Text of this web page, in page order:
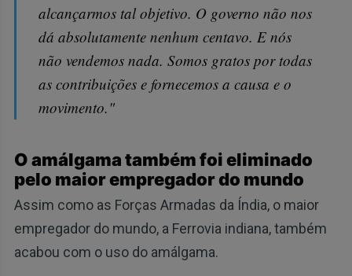
alcançarmos tal objetivo. O governo não nos
dá absolutamente nenhum centavo. E nós
não vendemos nada. Somos gratos por todas
as contribuições e fornecemos a causa e o
movimento."
O amálgama também foi eliminado
pelo maior empregador do mundo
Assim como as Forças Armadas da Índia, o maior
empregador do mundo, a Ferrovia indiana, também
acabou com o uso do amálgama.